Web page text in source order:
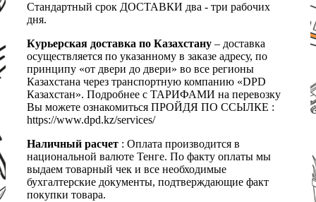
Стандартный срок ДОСТАВКИ два - три рабочих
дня.
Курьерская доставка по Казахстану – доставка
осуществляется по указанному в заказе адресу, по
принципу «от двери до двери» во все регионы
Казахстана через транспортную компанию «DPD
Казахстан». Подробнее с ТАРИФАМИ на перевозку
Вы можете ознакомиться ПРОЙДЯ ПО ССЫЛКЕ :
https://www.dpd.kz/services/
Наличный расчет : Оплата производится в
национальной валюте Тенге. По факту оплаты мы
выдаем товарный чек и все необходимые
бухгалтерские документы, подтверждающие факт
покупки товара.